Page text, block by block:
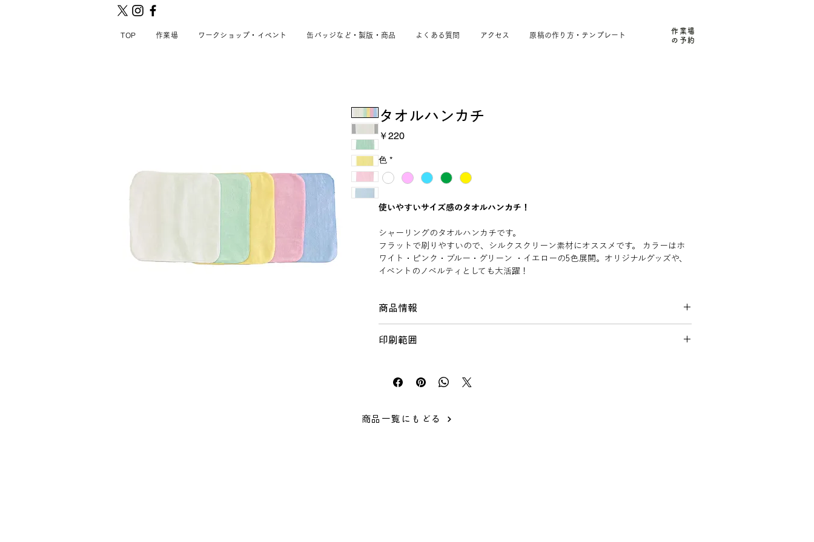
TOP 作業場 ワークショップ・イベント 缶バッジなど・製版・商品 よくある質問 アクセス 原稿の作り方・テンプレート
作業場
の予約
タオルハンカチ
￥220価
色 *
使いやすいサイズ感のタオルハンカチ！
シャーリングのタオルハンカチです。
フラットで刷りやすいので、シルクスクリーン素材にオススメです。 カラーはホ
ワイト・ピンク・ブルー・グリーン ・イエローの5色展開。オリジナルグッズや、
イベントのノベルティとしても大活躍！
商品情報
サイズ：約20×20cm
取扱注意点
・生産ロットにより個体差が生じ、若干サイズが異なる可能性がございます。
印刷範囲
商品一覧にもどる